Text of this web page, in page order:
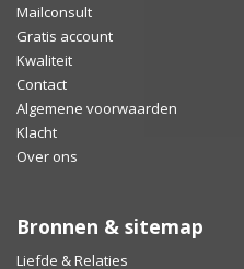
Mailconsult
Gratis account
Kwaliteit
Contact
Algemene voorwaarden
Klacht
Over ons
Bronnen & sitemap
Liefde & Relaties